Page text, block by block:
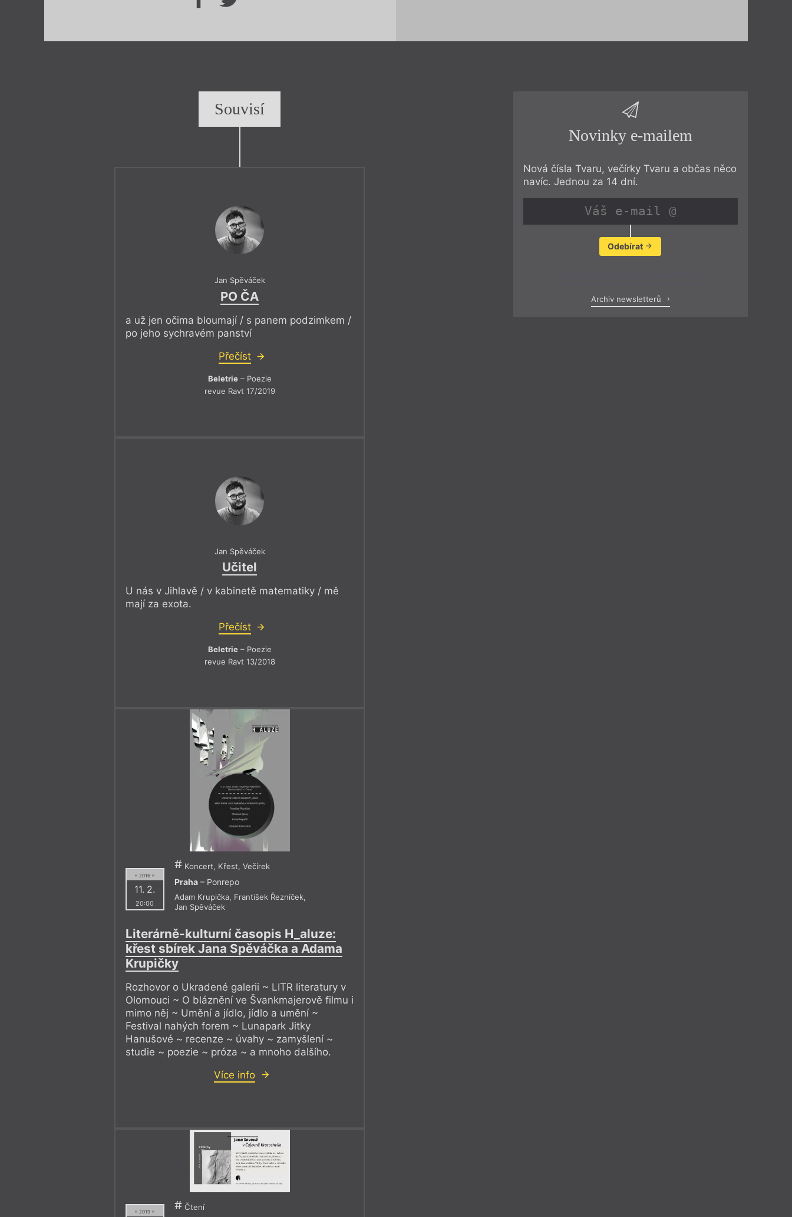
Souvisí
Jan Spěváček
PO ČA
a už jen očima bloumají / s panem podzimkem /
po jeho sychravém panství
Přečíst
Beletrie– Poezie
revue Ravt 17/2019
Jan Spěváček
Učitel
U nás v Jihlavě / v kabinetě matematiky / mě
mají za exota.
Přečíst
Beletrie– Poezie
revue Ravt 13/2018
= 2016 =
11. 2.
20:00
Koncert, Křest, Večírek
Praha – Ponrepo
Adam Krupička, František Řezníček,
Jan Spěváček
Literárně-kulturní časopis H_aluze:
křest sbírek Jana Spěváčka a Adama
Krupičky
Rozhovor o Ukradené galerii ~ LITR literatury v
Olomouci ~ O bláznění ve Švankmajerově filmu i
mimo něj ~ Umění a jídlo, jídlo a umění ~
Festival nahých forem ~ Lunapark Jitky
Hanušové ~ recenze ~ úvahy ~ zamyšlení ~
studie ~ poezie ~ próza ~ a mnoho dalšího.
Více info
= 2019 = Čtení
Novinky e-mailem
Nová čísla Tvaru, večírky Tvaru a občas něco
navíc. Jednou za 14 dní.
Odebírat
Archiv newsletterů